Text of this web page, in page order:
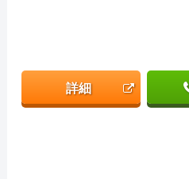
詳細